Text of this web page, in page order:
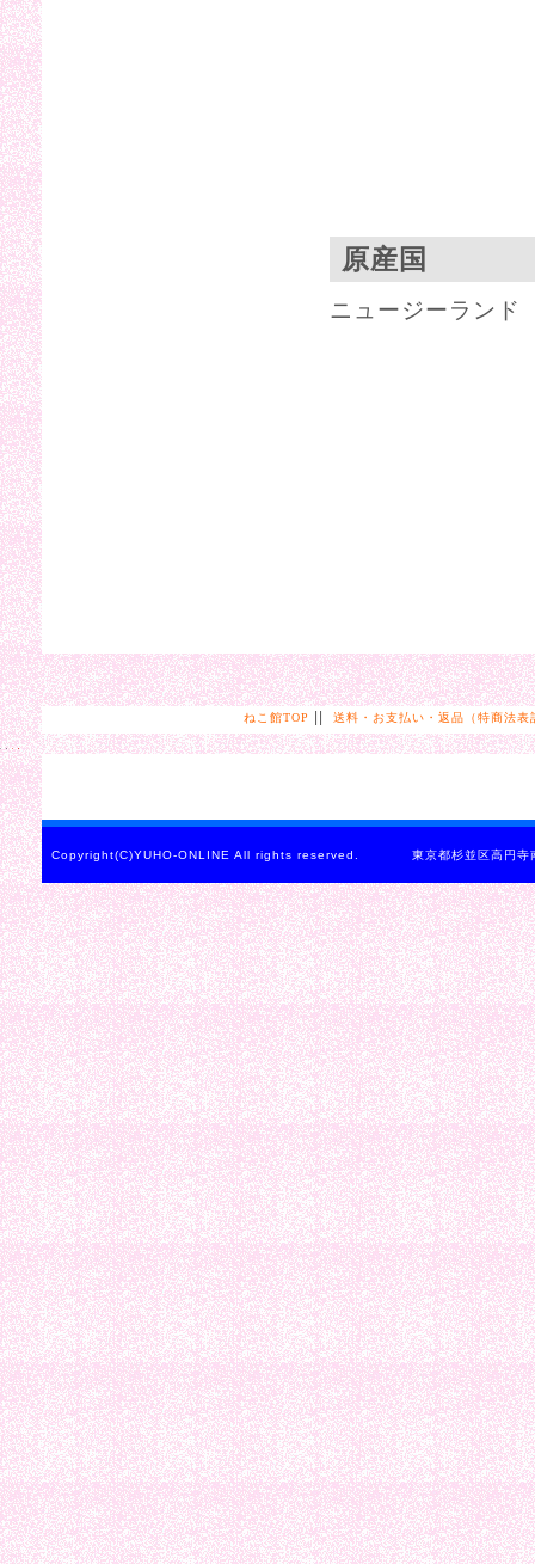
原産国
ニュージーランド
ねこ館TOP || 送料・お支払い・返品（特商法表
Copyright(C)YUHO-ONLINE All rights reserved. 東京都杉並区高円寺